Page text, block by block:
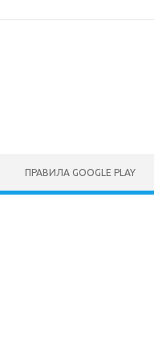
ПРАВИЛА GOOGLE PLAY